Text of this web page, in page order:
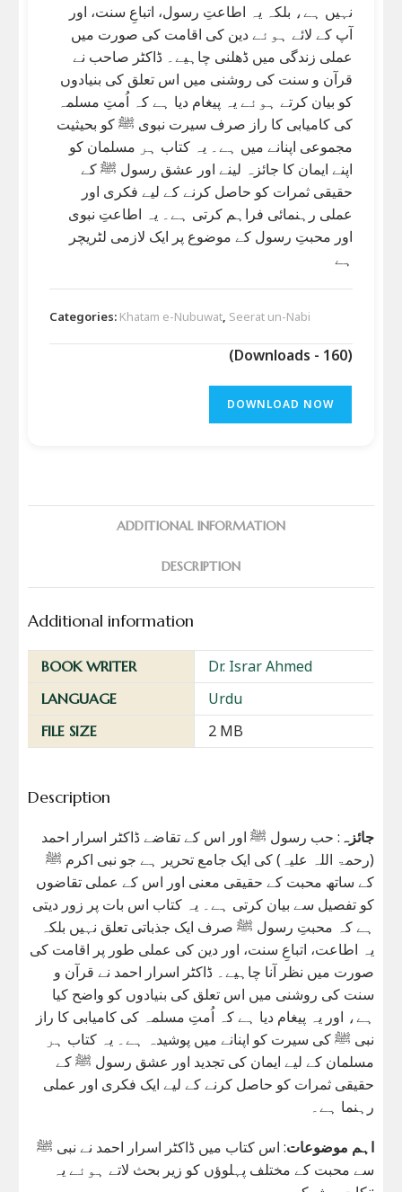
نہیں ہے، بلکہ یہ اطاعتِ رسول، اتباعِ سنت، اور
آپ کے لائے ہوئے دین کی اقامت کی صورت میں
عملی زندگی میں ڈھلنی چاہیے۔ ڈاکٹر صاحب نے
قرآن و سنت کی روشنی میں اس تعلق کی بنیادوں
کو بیان کرتے ہوئے یہ پیغام دیا ہے کہ اُمتِ مسلمہ
کی کامیابی کا راز صرف سیرت نبوی ﷺ کو بحیثیت
مجموعی اپنانے میں ہے۔ یہ کتاب ہر مسلمان کو
اپنے ایمان کا جائزہ لینے اور عشق رسول ﷺ کے
حقیقی ثمرات کو حاصل کرنے کے لیے فکری اور
عملی رہنمائی فراہم کرتی ہے۔ یہ اطاعتِ نبوی
اور محبتِ رسول کے موضوع پر ایک لازمی لٹریچر
ہے
Categories: Khatam e-Nubuwat, Seerat un-Nabi
(Downloads - 160)
DOWNLOAD NOW
ADDITIONAL INFORMATION
DESCRIPTION
Additional information
BOOK WRITER Dr. Israr Ahmed
LANGUAGE Urdu
FILE SIZE 2 MB
Description
جائزہ : حب رسول ﷺ اور اس کے تقاضے ڈاکٹر اسرار احمد
(رحمۃ اللہ علیہ) کی ایک جامع تحریر ہے جو نبی اکرم ﷺ
کے ساتھ محبت کے حقیقی معنی اور اس کے عملی تقاضوں
کو تفصیل سے بیان کرتی ہے۔ یہ کتاب اس بات پر زور دیتی
ہے کہ محبتِ رسول ﷺ صرف ایک جذباتی تعلق نہیں بلکہ
یہ اطاعت، اتباعِ سنت، اور دین کی عملی طور پر اقامت کی
صورت میں نظر آنا چاہیے۔ ڈاکٹر اسرار احمد نے قرآن و
سنت کی روشنی میں اس تعلق کی بنیادوں کو واضح کیا
ہے، اور یہ پیغام دیا ہے کہ اُمتِ مسلمہ کی کامیابی کا راز
نبی ﷺ کی سیرت کو اپنانے میں پوشیدہ ہے۔ یہ کتاب ہر
مسلمان کے لیے ایمان کی تجدید اور عشق رسول ﷺ کے
حقیقی ثمرات کو حاصل کرنے کے لیے ایک فکری اور عملی
رہنما ہے۔
اہم موضوعات: اس کتاب میں ڈاکٹر اسرار احمد نے نبی ﷺ
سے محبت کے مختلف پہلوؤں کو زیر بحث لاتے ہوئے یہ